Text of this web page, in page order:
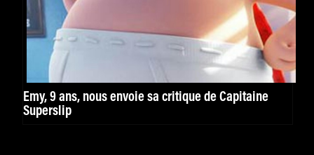
Emy, 9 ans, nous envoie sa critique de Capitaine
Superslip